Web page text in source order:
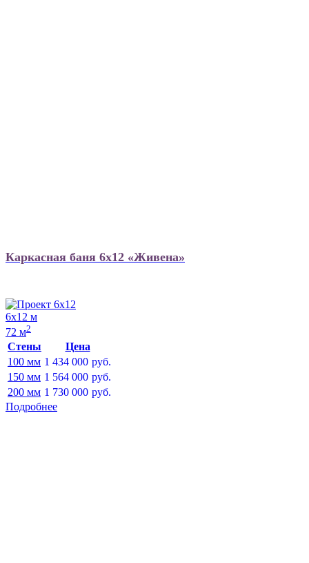
Каркасная баня 6х12 «Живена»
6х12 м
72 м2
Стены
Цена
100 мм 1 434 000 руб.
150 мм 1 564 000 руб.
200 мм 1 730 000 руб.
Подробнее